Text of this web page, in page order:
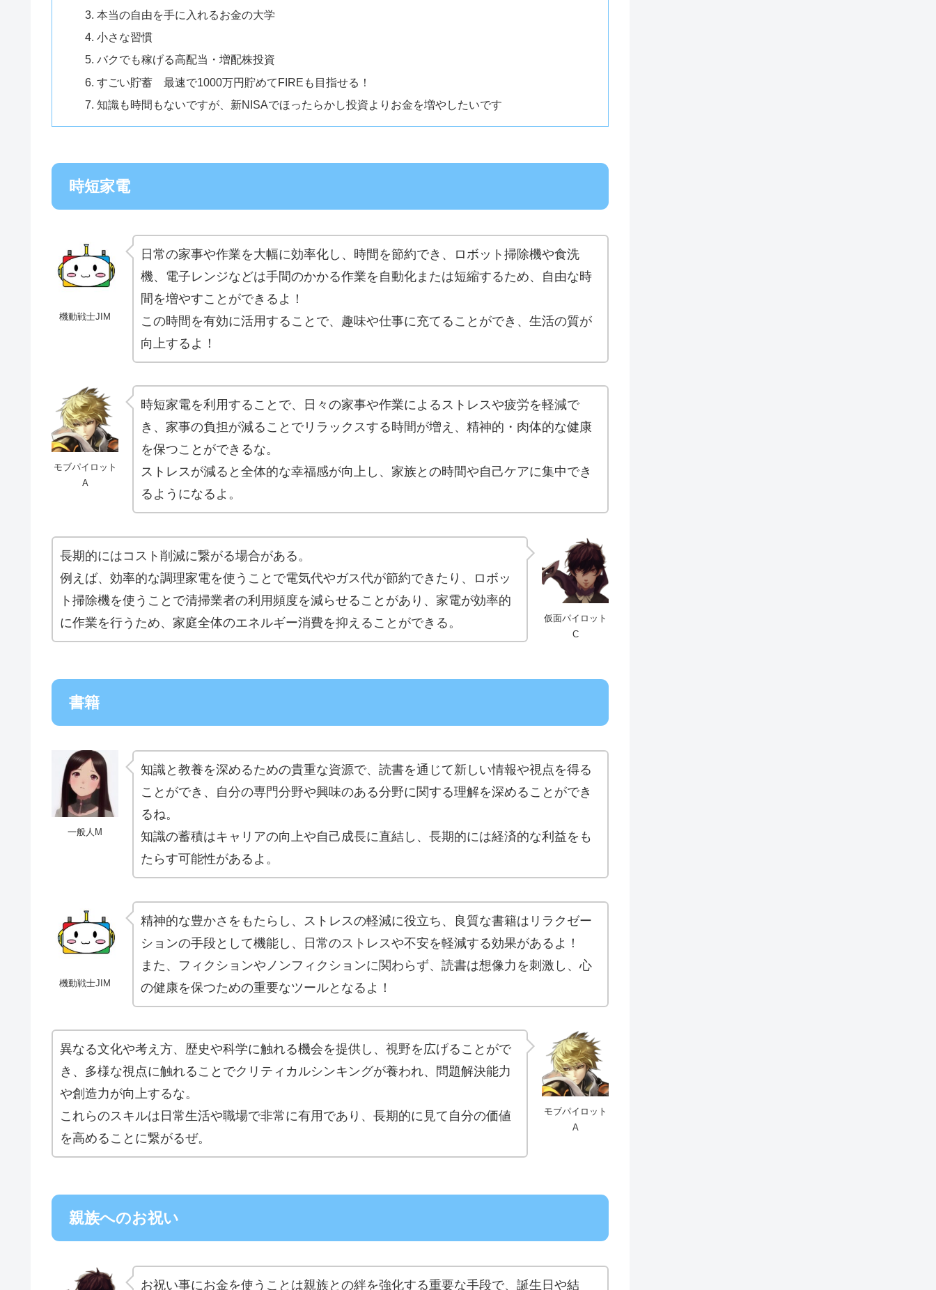
本当の自由を手に入れるお金の大学
小さな習慣
バクでも稼げる高配当・増配株投資
すごい貯蓄 最速で1000万円貯めてFIREも目指せる！
知識も時間もないですが、新NISAでほったらかし投資よりお金を増やしたいです
時短家電
機動戦士JIM
日常の家事や作業を大幅に効率化し、時間を節約でき、ロボット掃除機や食洗
機、電子レンジなどは手間のかかる作業を自動化または短縮するため、自由な時
間を増やすことができるよ！
この時間を有効に活用することで、趣味や仕事に充てることができ、生活の質が
向上するよ！
モブパイロット
A
時短家電を利用することで、日々の家事や作業によるストレスや疲労を軽減で
き、家事の負担が減ることでリラックスする時間が増え、精神的・肉体的な健康
を保つことができるな。
ストレスが減ると全体的な幸福感が向上し、家族との時間や自己ケアに集中でき
るようになるよ。
仮面パイロット
C
長期的にはコスト削減に繋がる場合がある。
例えば、効率的な調理家電を使うことで電気代やガス代が節約できたり、ロボッ
ト掃除機を使うことで清掃業者の利用頻度を減らせることがあり、家電が効率的
に作業を行うため、家庭全体のエネルギー消費を抑えることができる。
書籍
一般人M
知識と教養を深めるための貴重な資源で、読書を通じて新しい情報や視点を得る
ことができ、自分の専門分野や興味のある分野に関する理解を深めることができ
るね。
知識の蓄積はキャリアの向上や自己成長に直結し、長期的には経済的な利益をも
たらす可能性があるよ。
機動戦士JIM
精神的な豊かさをもたらし、ストレスの軽減に役立ち、良質な書籍はリラクゼー
ションの手段として機能し、日常のストレスや不安を軽減する効果があるよ！
また、フィクションやノンフィクションに関わらず、読書は想像力を刺激し、心
の健康を保つための重要なツールとなるよ！
モブパイロット
A
異なる文化や考え方、歴史や科学に触れる機会を提供し、視野を広げることがで
き、多様な視点に触れることでクリティカルシンキングが養われ、問題解決能力
や創造力が向上するな。
これらのスキルは日常生活や職場で非常に有用であり、長期的に見て自分の価値
を高めることに繋がるぜ。
親族へのお祝い
お祝い事にお金を使うことは親族との絆を強化する重要な手段で、誕生日や結